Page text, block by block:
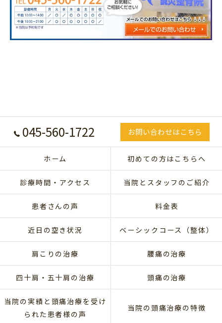
045-560-1722 お問い合わせはこちら
ホーム 初めての方はこちらへ
診療時間・アクセス 当院とスタッフのご紹介
患者さんの声 料金表
近日の空き状況 ベーシックコース（整体）
肩こりの治療 腰痛の治療
四十肩・五十肩の治療 頭痛の治療
当院の実績と頭痛治療を受け
られた患者様の声
当院の頭痛治療の特徴